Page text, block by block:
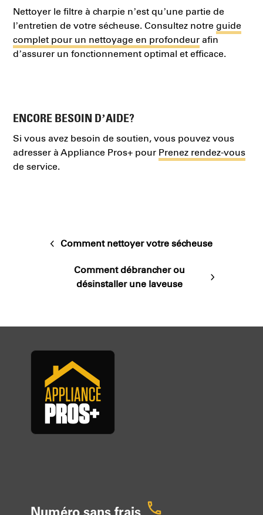
Nettoyer le filtre à charpie n’est qu’une partie de
l’entretien de votre sécheuse. Consultez notreguide
complet pour un nettoyage en profondeur afin
d’assurer un fonctionnement optimal et efficace.
ENCORE BESOIN D’AIDE?
Si vous avez besoin de soutien, vous pouvez vous
adresser à Appliance Pros+ pour Prenez rendez-vous
de service.
previous
Comment nettoyer votre sécheuse
Comment débrancher ou
désinstaller une laveuse